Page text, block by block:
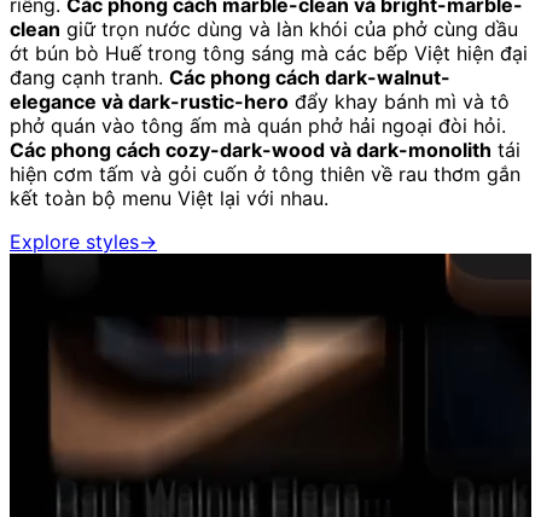
riêng. Các phong cách marble-clean và bright-marble-
clean giữ trọn nước dùng và làn khói của phở cùng dầu
ớt bún bò Huế trong tông sáng mà các bếp Việt hiện đại
đang cạnh tranh. Các phong cách dark-walnut-
elegance và dark-rustic-hero đẩy khay bánh mì và tô
phở quán vào tông ấm mà quán phở hải ngoại đòi hỏi.
Các phong cách cozy-dark-wood và dark-monolith tái
hiện cơm tấm và gỏi cuốn ở tông thiên về rau thơm gắn
kết toàn bộ menu Việt lại với nhau.
Explore styles→